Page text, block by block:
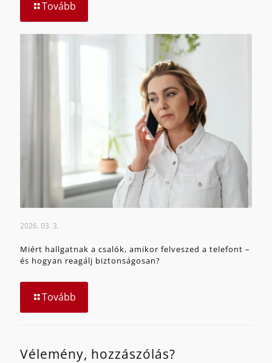
Tovább
2026. 03. 3.
Miért hallgatnak a csalók, amikor felveszed a telefont –
és hogyan reagálj biztonságosan?
Tovább
Vélemény, hozzászólás?